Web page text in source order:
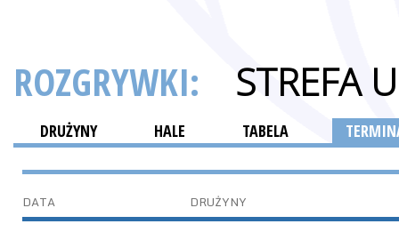
ROZGRYWKI: STREFA
DRUŻYNY HALE TABELA
DATA DRUŻYNY